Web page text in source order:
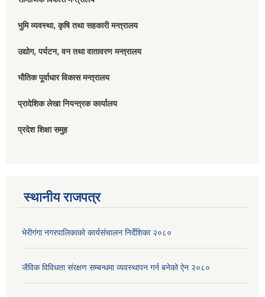
भुमि व्यवस्था, कृषि तथा सहकारी मन्त्रालय
उद्योग, पर्यटन, वन तथा वातावरण मन्त्रालय
भौतिक पूर्वाधार विकास मन्त्रालय
प्रादेशिक लेखा नियन्त्रक कार्यालय
प्रदेश शिक्षा समुह
स्थानीय राजपत्र
भेरीगंगा नगरपालिकाको कार्यसंचालन निर्देशिका २०८०
जैविक विविधता संरक्षण सम्बन्धमा व्यवस्थापन गर्न बनेको ऐन २०८०